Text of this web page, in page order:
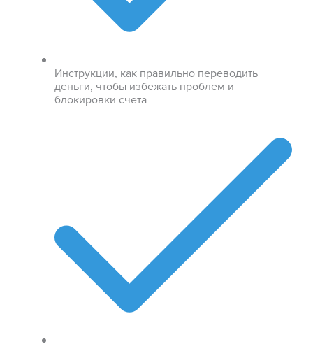
Инструкции, как правильно переводить
деньги, чтобы избежать проблем и
блокировки счета